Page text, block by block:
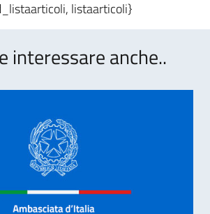
listaarticoli}
interessare anche..